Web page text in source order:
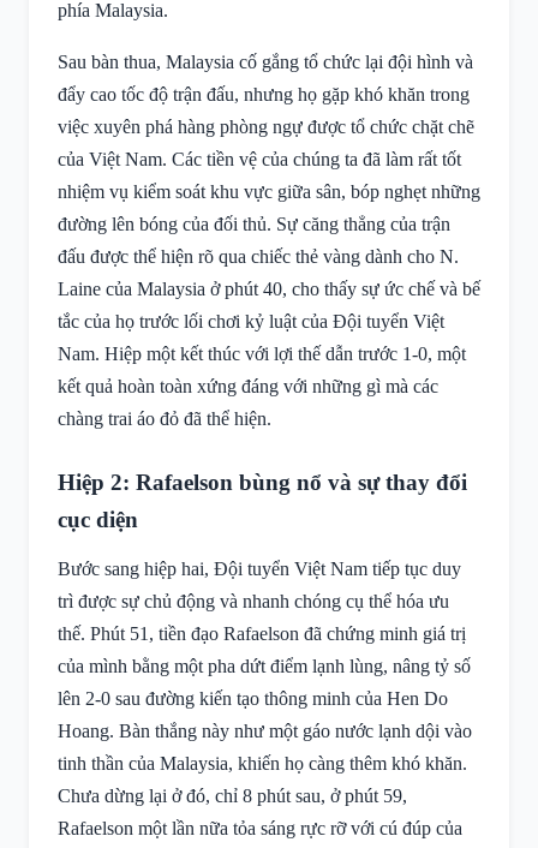
phía Malaysia.
Sau bàn thua, Malaysia cố gắng tổ chức lại đội hình và
đẩy cao tốc độ trận đấu, nhưng họ gặp khó khăn trong
việc xuyên phá hàng phòng ngự được tổ chức chặt chẽ
của Việt Nam. Các tiền vệ của chúng ta đã làm rất tốt
nhiệm vụ kiểm soát khu vực giữa sân, bóp nghẹt những
đường lên bóng của đối thủ. Sự căng thẳng của trận
đấu được thể hiện rõ qua chiếc thẻ vàng dành cho N.
Laine của Malaysia ở phút 40, cho thấy sự ức chế và bế
tắc của họ trước lối chơi kỷ luật của Đội tuyển Việt
Nam. Hiệp một kết thúc với lợi thế dẫn trước 1-0, một
kết quả hoàn toàn xứng đáng với những gì mà các
chàng trai áo đỏ đã thể hiện.
Hiệp 2: Rafaelson bùng nổ và sự thay đổi
cục diện
Bước sang hiệp hai, Đội tuyển Việt Nam tiếp tục duy
trì được sự chủ động và nhanh chóng cụ thể hóa ưu
thế. Phút 51, tiền đạo Rafaelson đã chứng minh giá trị
của mình bằng một pha dứt điểm lạnh lùng, nâng tỷ số
lên 2-0 sau đường kiến tạo thông minh của Hen Do
Hoang. Bàn thắng này như một gáo nước lạnh dội vào
tinh thần của Malaysia, khiến họ càng thêm khó khăn.
Chưa dừng lại ở đó, chỉ 8 phút sau, ở phút 59,
Rafaelson một lần nữa tỏa sáng rực rỡ với cú đúp của